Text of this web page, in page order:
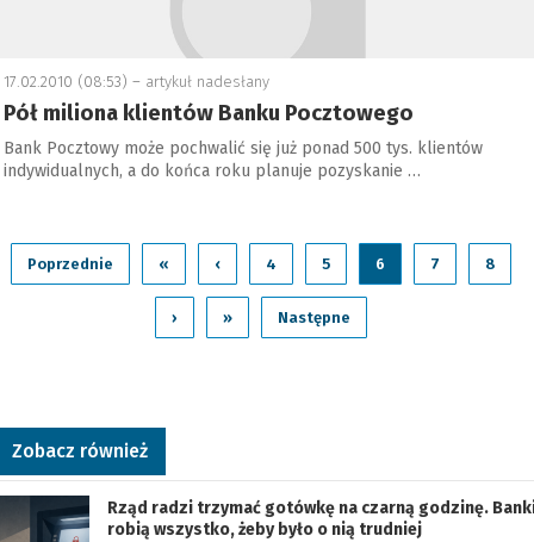
17.02.2010 (08:53) – artykuł nadesłany
Pół miliona klientów Banku Pocztowego
Bank Pocztowy może pochwalić się już ponad 500 tys. klientów
indywidualnych, a do końca roku planuje pozyskanie …
Poprzednie « ‹ 4 5 6 7 8
› » Następne
Zobacz również
Rząd radzi trzymać gotówkę na czarną godzinę.
robią wszystko, żeby było o nią trudniej